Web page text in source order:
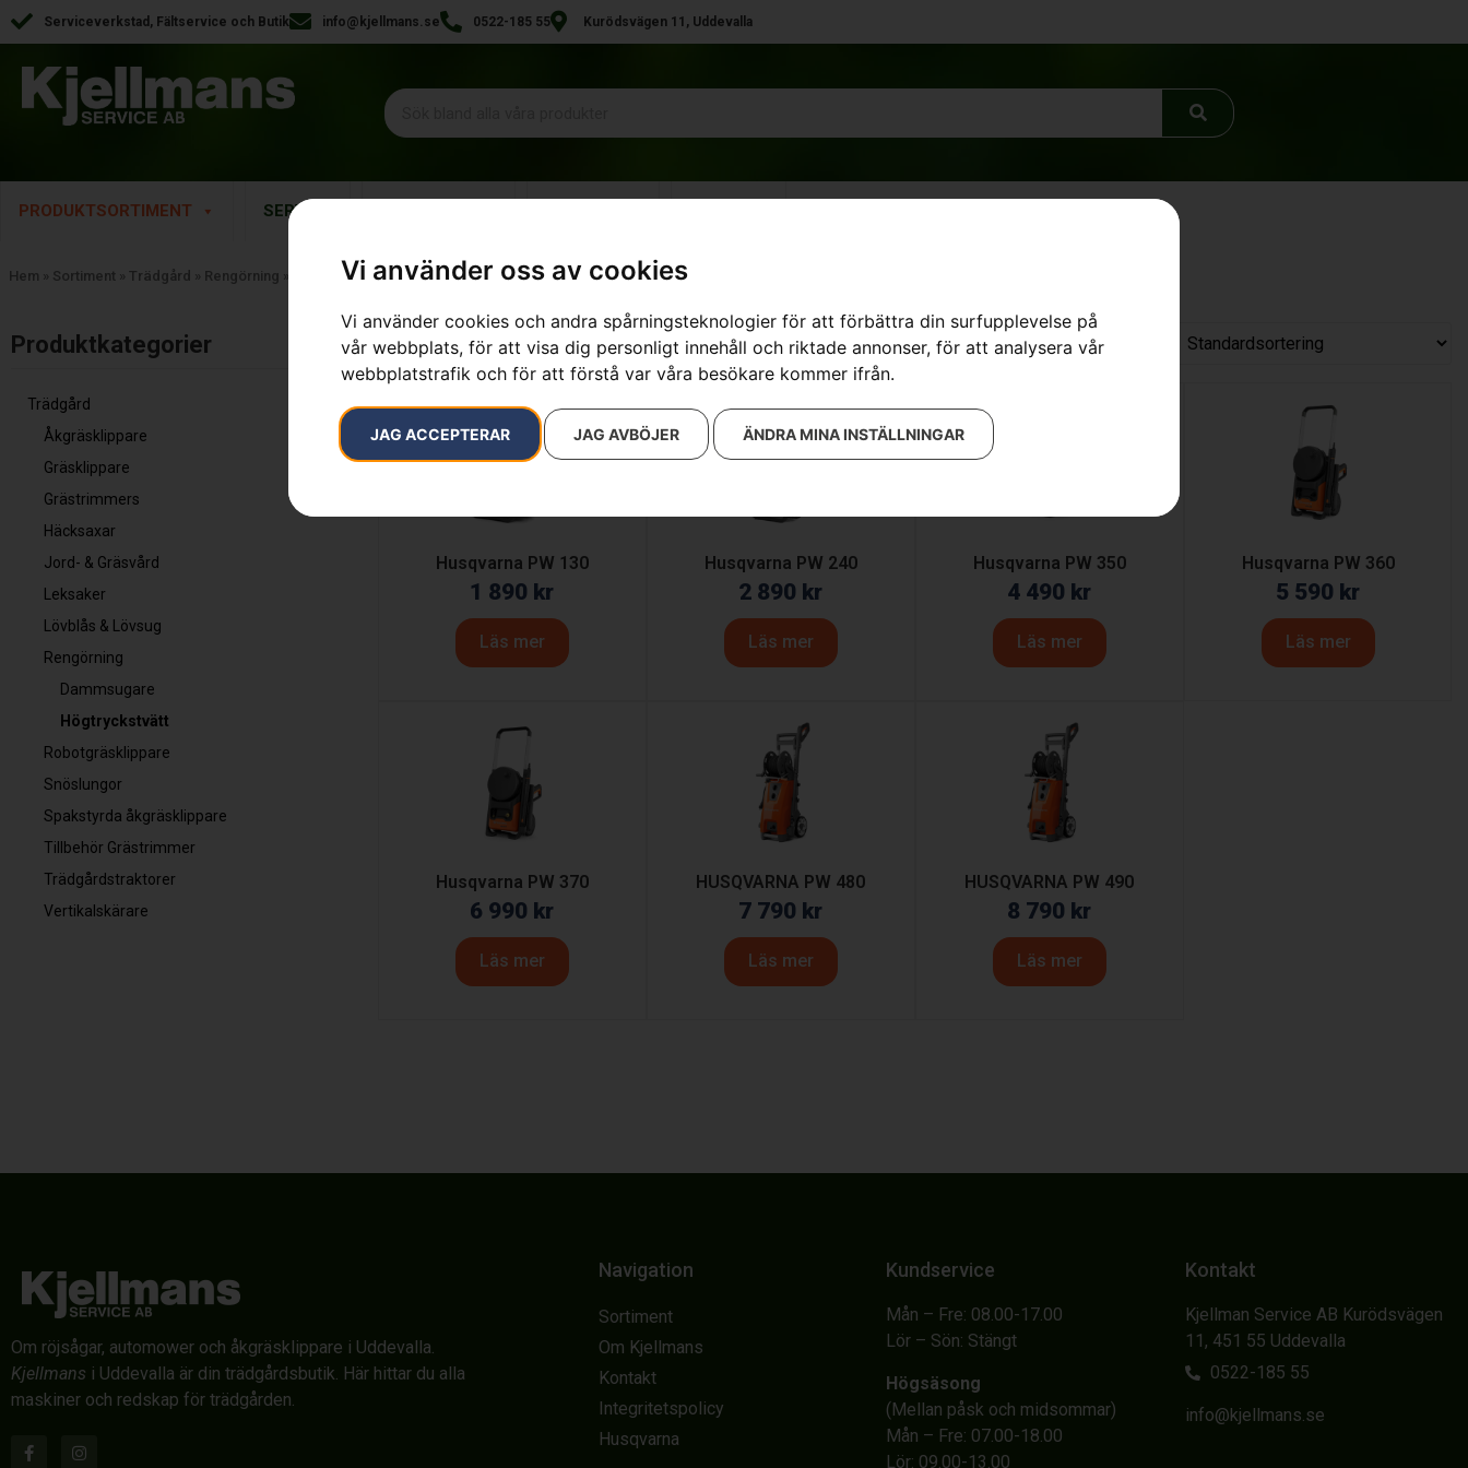
Vi använder oss av cookies
Vi använder cookies och andra spårningsteknologier för att förbättra din surfupplevelse på
vår webbplats, för att visa dig personligt innehåll och riktade annonser, för att analysera vår
webbplatstrafik och för att förstå var våra besökare kommer ifrån.
JAG ACCEPTERAR JAG AVBÖJER ÄNDRA MINA INSTÄLLNINGAR
Serviceverkstad, Fältservice och Butik info@kjellmans.se 0522-185 55 Kurödsvägen 11, Uddevalla
PRODUKTSORTIMENT SERVICE
Hem » Sortiment » Trädgård » Rengörning » Högtryckstvätt
Produktkategorier​
Trädgård
Åkgräsklippare
Gräsklippare
Grästrimmers
Häcksaxar
Jord- & Gräsvård
Leksaker
Lövblås & Lövsug
Rengörning
Dammsugare
Högtryckstvätt
Robotgräsklippare
Snöslungor
Spakstyrda åkgräsklippare
Tillbehör Grästrimmer
Trädgårdstraktorer
Vertikalskärare
Visar alla 7 resultat
Husqvarna PW 130
1 890 kr
Läs mer
Husqvarna PW 240
2 890 kr
Läs mer
Husqvarna PW 350
4 490 kr
Läs mer
Husqvarna PW 360
5 590 kr
Läs mer
Husqvarna PW 370
6 990 kr
Läs mer
HUSQVARNA PW 480
7 790 kr
Läs mer
HUSQVARNA PW 490
8 790 kr
Läs mer
Om röjsågar, automower och åkgräsklippare i Uddevalla.
Kjellmans i Uddevalla är din trädgårdsbutik. Här hittar du alla
maskiner och redskap för trädgården.
Navigation
Sortiment
Om Kjellmans
Kontakt
Integritetspolicy
Husqvarna
Kundservice
Mån – Fre: 08.00-17.00
Lör – Sön: Stängt
Högsäsong
(Mellan påsk och midsommar)
Mån – Fre: 07.00-18.00
Lör: 09.00-13.00
Kontakt
Kjellman Service AB Kurödsvägen
11, 451 55 Uddevalla
0522-185 55
info@kjellmans.se